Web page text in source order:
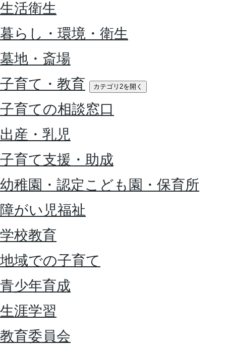
生活衛生
暮らし・環境・衛生
墓地・斎場
子育て・教育
カテゴリ2を開く
子育ての相談窓口
出産・乳児
子育て支援・助成
幼稚園・認定こども園・保育所
障がい児福祉
学校教育
地域での子育て
青少年育成
生涯学習
教育委員会